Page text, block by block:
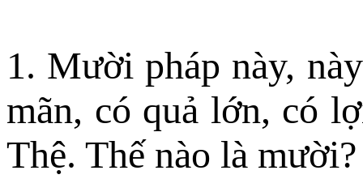
1. Mười pháp này,
mãn, có quả lớn, có
Thệ. Thế nào là mười?